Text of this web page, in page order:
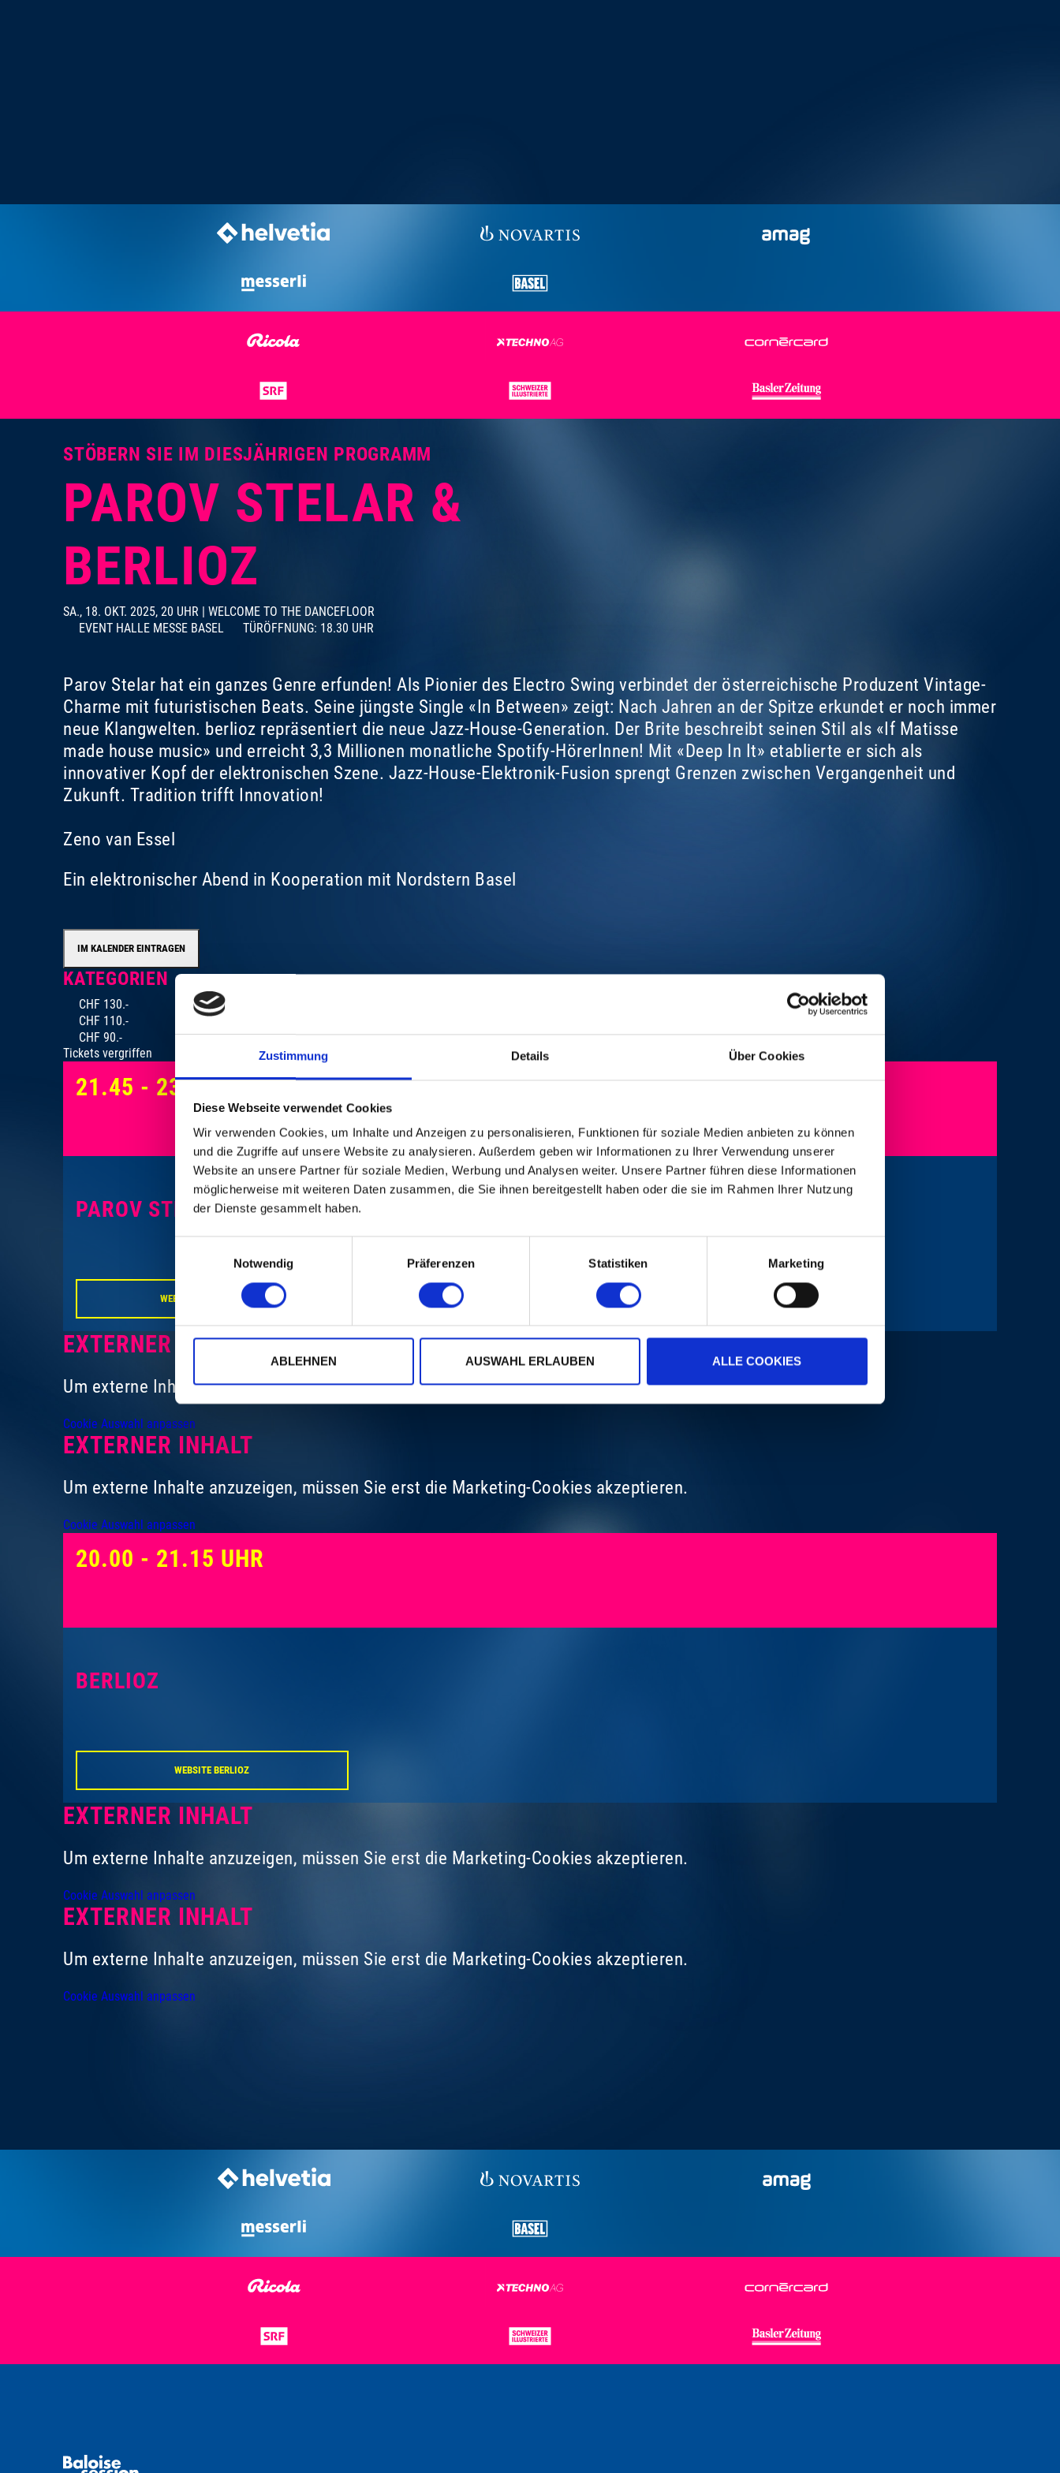
Zustimmung Details Über Cookies
Diese Webseite verwendet Cookies
Wir verwenden Cookies, um Inhalte und Anzeigen zu personalisieren, Funktionen für soziale Medien anbieten zu können
und die Zugriffe auf unsere Website zu analysieren. Außerdem geben wir Informationen zu Ihrer Verwendung unserer
Website an unsere Partner für soziale Medien, Werbung und Analysen weiter. Unsere Partner führen diese Informationen
möglicherweise mit weiteren Daten zusammen, die Sie ihnen bereitgestellt haben oder die sie im Rahmen Ihrer Nutzung
der Dienste gesammelt haben.
Notwendig
Präferenzen Statistiken Marketing
ABLEHNEN AUSWAHL ERLAUBEN ALLE COOKIES
STÖBERN SIE IM DIESJÄHRIGEN PROGRAMM
PAROV STELAR &
BERLIOZ
SA., 18. OKT. 2025, 20 UHR | WELCOME TO THE DANCEFLOOR
EVENT HALLE MESSE BASEL
TÜRÖFFNUNG: 18.30 UHR
Parov Stelar hat ein ganzes Genre erfunden! Als Pionier des Electro Swing verbindet der österreichische Produzent Vintage-
Charme mit futuristischen Beats. Seine jüngste Single «In Between» zeigt: Nach Jahren an der Spitze erkundet er noch immer
neue Klangwelten. berlioz repräsentiert die neue Jazz-House-Generation. Der Brite beschreibt seinen Stil als «If Matisse
made house music» und erreicht 3,3 Millionen monatliche Spotify-HörerInnen! Mit «Deep In It» etablierte er sich als
innovativer Kopf der elektronischen Szene. Jazz-House-Elektronik-Fusion sprengt Grenzen zwischen Vergangenheit und
Zukunft. Tradition trifft Innovation!
Zeno van Essel
Ein elektronischer Abend in Kooperation mit Nordstern Basel
IM KALENDER EINTRAGEN
KATEGORIEN
CHF 130.-
CHF 110.-
CHF 90.-
Tickets vergriffen
21.45 - 23.00 UHR
PAROV STELAR
WEBSITE PAROV STELAR
EXTERNER INHALT
Um externe Inhalte anzuzeigen, müssen Sie erst die Marketing-Cookies akzeptieren.
Cookie Auswahl anpassen
EXTERNER INHALT
Um externe Inhalte anzuzeigen, müssen Sie erst die Marketing-Cookies akzeptieren.
Cookie Auswahl anpassen
20.00 - 21.15 UHR
BERLIOZ
WEBSITE BERLIOZ
EXTERNER INHALT
Um externe Inhalte anzuzeigen, müssen Sie erst die Marketing-Cookies akzeptieren.
Cookie Auswahl anpassen
EXTERNER INHALT
Um externe Inhalte anzuzeigen, müssen Sie erst die Marketing-Cookies akzeptieren.
Cookie Auswahl anpassen